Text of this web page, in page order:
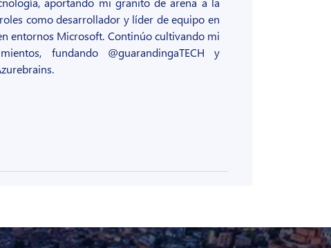
como desarrollador y líder de equipo en
entornos Microsoft. Continúo cultivando mi
fundando @guarandingaTECH y